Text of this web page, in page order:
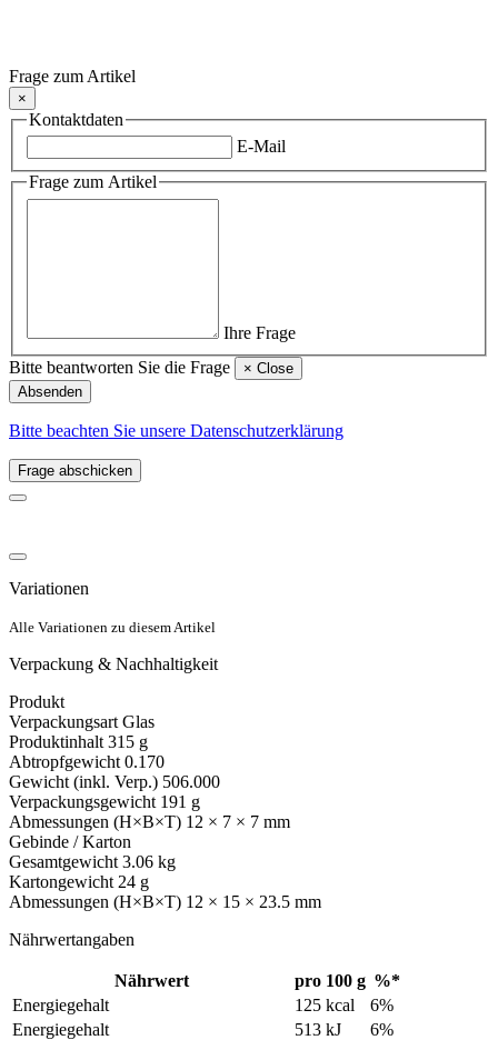
Frage zum Artikel
×
Kontaktdaten
E-Mail
Frage zum Artikel
Ihre Frage
Bitte beantworten Sie die Frage
× Close
Absenden
Bitte beachten Sie unsere Datenschutzerklärung
Frage abschicken
Variationen
Alle Variationen zu diesem Artikel
Verpackung & Nachhaltigkeit
Produkt
Verpackungsart Glas
Produktinhalt 315 g
Abtropfgewicht 0.170
Gewicht (inkl. Verp.) 506.000
Verpackungsgewicht 191 g
Abmessungen (H×B×T) 12 × 7 × 7 mm
Gebinde / Karton
Gesamtgewicht 3.06 kg
Kartongewicht 24 g
Abmessungen (H×B×T) 12 × 15 × 23.5 mm
Nährwertangaben
Nährwert pro 100 g %*
Energiegehalt
125 kcal
6%
Energiegehalt
513 kJ
6%